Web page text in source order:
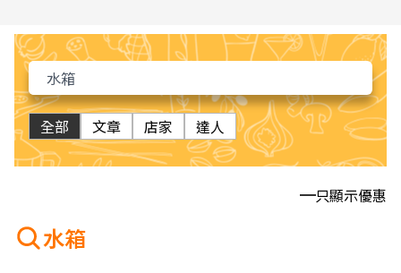
全部 文章 店家 達人
只顯示優惠
水箱